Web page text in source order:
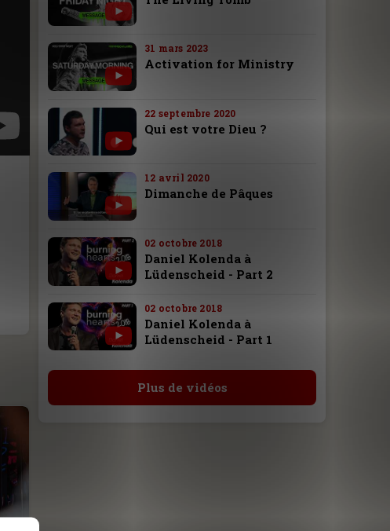
31 mars 2023
Activation for Ministry
22 septembre 2020
Qui est votre Dieu ?
12 avril 2020
Dimanche de Pâques
02 octobre 2018
Daniel Kolenda à
Lüdenscheid - Part 2
02 octobre 2018
Daniel Kolenda à
Lüdenscheid - Part 1
Plus de vidéos